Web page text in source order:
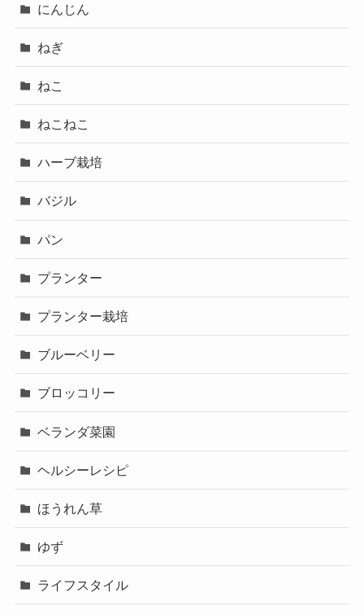
にんじん
ねぎ
ねこ
ねこねこ
ハーブ栽培
バジル
パン
プランター
プランター栽培
ブルーベリー
ブロッコリー
ベランダ菜園
ヘルシーレシピ
ほうれん草
ゆず
ライフスタイル